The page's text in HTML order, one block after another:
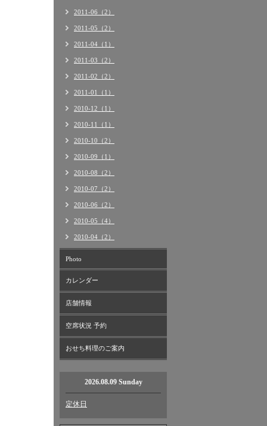
2011-06（2）
2011-05（2）
2011-04（1）
2011-03（2）
2011-02（2）
2011-01（1）
2010-12（1）
2010-11（1）
2010-10（2）
2010-09（1）
2010-08（2）
2010-07（2）
2010-06（2）
2010-05（4）
2010-04（2）
Photo
カレンダー
店舗情報
空席状況 予約
おせち料理のご案内
2026.08.09 Sunday
定休日